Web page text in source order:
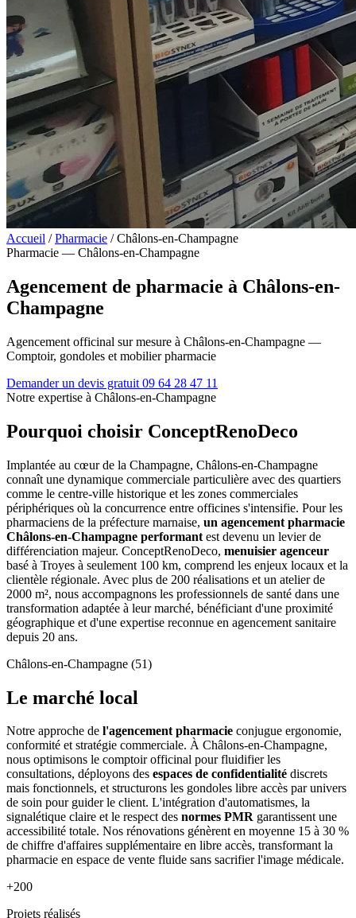
Accueil / Pharmacie / Châlons-en-Champagne
Pharmacie — Châlons-en-Champagne
Agencement de pharmacie à Châlons-en-
Champagne
Agencement officinal sur mesure à Châlons-en-Champagne —
Comptoir, gondoles et mobilier pharmacie
Demander un devis gratuit 09 64 28 47 11
Notre expertise à Châlons-en-Champagne
Pourquoi choisir ConceptRenoDeco
Implantée au cœur de la Champagne, Châlons-en-Champagne
connaît une dynamique commerciale particulière avec des quartiers
comme le centre-ville historique et les zones commerciales
périphériques où la concurrence entre officines s'intensifie. Pour les
pharmaciens de la préfecture marnaise, un agencement pharmacie
Châlons-en-Champagne performant est devenu un levier de
différenciation majeur. ConceptRenoDeco, menuisier agenceur
basé à Troyes à seulement 100 km, comprend les enjeux locaux et la
clientèle régionale. Avec plus de 200 réalisations et un atelier de
2000 m², nous accompagnons les professionnels de santé dans une
transformation adaptée à leur marché, bénéficiant d'une proximité
géographique et d'une expertise reconnue en agencement sanitaire
depuis 20 ans.
Châlons-en-Champagne (51)
Le marché local
Notre approche de l'agencement pharmacie conjugue ergonomie,
conformité et stratégie commerciale. À Châlons-en-Champagne,
nous optimisons le comptoir officinal pour fluidifier les
consultations, déployons des espaces de confidentialité discrets
mais fonctionnels, et structurons les gondoles libre accès par univers
de soin pour guider le client. L'intégration d'automatismes, la
signalétique claire et le respect des normes PMR garantissent une
accessibilité totale. Nos rénovations génèrent en moyenne 15 à 30 %
de chiffre d'affaires supplémentaire en libre accès, transformant la
pharmacie en espace de vente fluide sans sacrifier l'image médicale.
+200
Projets réalisés